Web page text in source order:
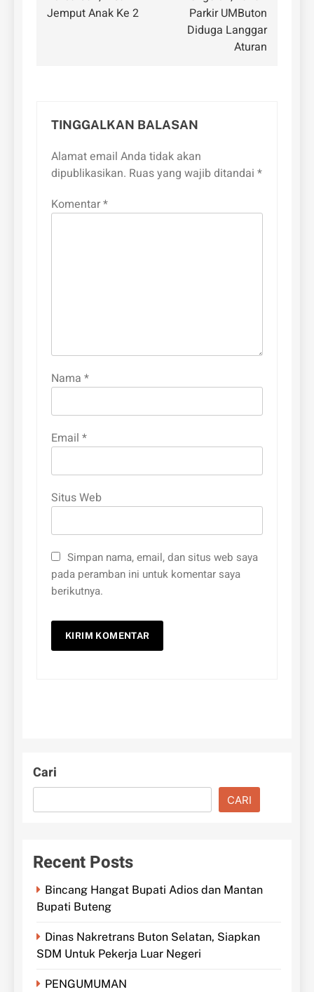
Jemput Anak Ke 2
Parkir UMButon
Diduga Langgar
Aturan
TINGGALKAN BALASAN
Alamat email Anda tidak akan
dipublikasikan. Ruas yang wajib ditandai *
Komentar*
Nama *
Email *
Situs Web
Simpan nama, email, dan situs web saya
pada peramban ini untuk komentar saya
berikutnya.
Cari
CARI
Recent Posts
Bincang Hangat Bupati Adios dan Mantan
Bupati Buteng
Dinas Nakretrans Buton Selatan, Siapkan
SDM Untuk Pekerja Luar Negeri
PENGUMUMAN